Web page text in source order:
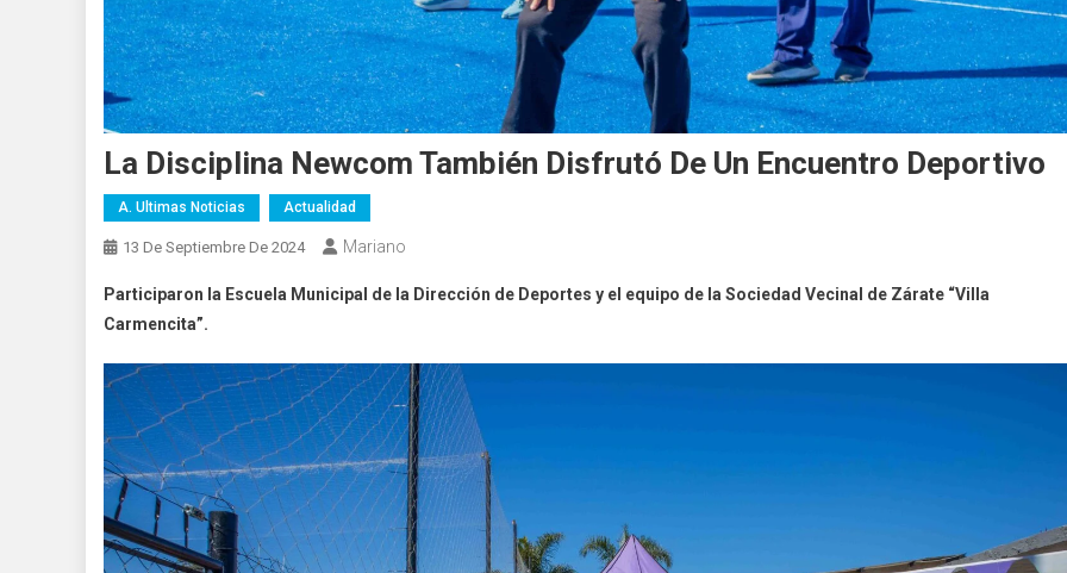
La Disciplina Newcom También Disfrutó De Un Encuentro Deportivo
A. Ultimas Noticias Actualidad
13 De Septiembre De 2024 Mariano
Participaron la Escuela Municipal de la Dirección de Deportes y el equipo de la Sociedad Vecinal de Zárate “Villa
Carmencita”.